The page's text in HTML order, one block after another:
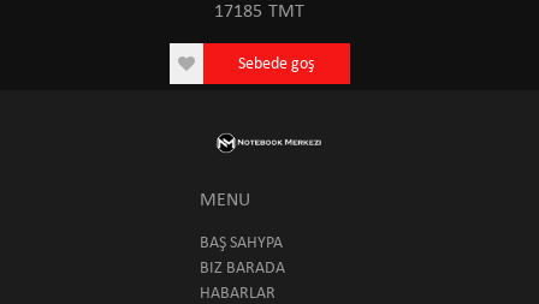
17185 TMT
Sebede goş
MENU
BAŞ SAHYPA
BIZ BARADA
HABARLAR